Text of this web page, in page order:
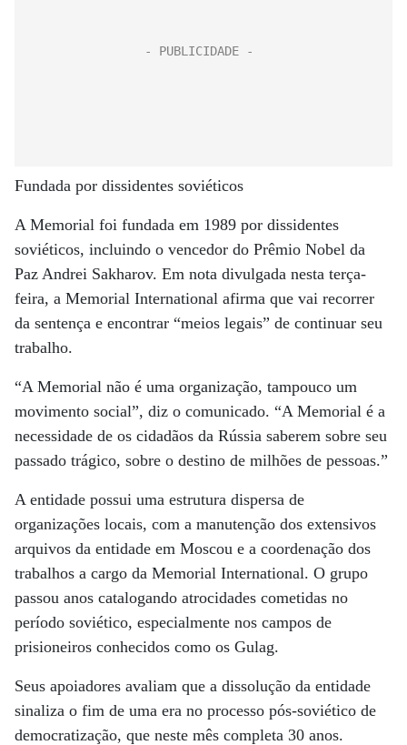
Fundada por dissidentes soviéticos
A Memorial foi fundada em 1989 por dissidentes
soviéticos, incluindo o vencedor do Prêmio Nobel da
Paz Andrei Sakharov. Em nota divulgada nesta terça-
feira, a Memorial International afirma que vai recorrer
da sentença e encontrar “meios legais” de continuar seu
trabalho.
“A Memorial não é uma organização, tampouco um
movimento social”, diz o comunicado. “A Memorial é a
necessidade de os cidadãos da Rússia saberem sobre seu
passado trágico, sobre o destino de milhões de pessoas.”
A entidade possui uma estrutura dispersa de
organizações locais, com a manutenção dos extensivos
arquivos da entidade em Moscou e a coordenação dos
trabalhos a cargo da Memorial International. O grupo
passou anos catalogando atrocidades cometidas no
período soviético, especialmente nos campos de
prisioneiros conhecidos como os Gulag.
Seus apoiadores avaliam que a dissolução da entidade
sinaliza o fim de uma era no processo pós-soviético de
democratização, que neste mês completa 30 anos.